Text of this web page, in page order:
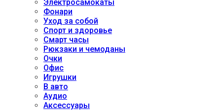
Электросамокаты
Фонари
Уход за собой
Спорт и здоровье
Смарт часы
Рюкзаки и чемоданы
Очки
Офис
Игрушки
В авто
Аудио
Аксессуары